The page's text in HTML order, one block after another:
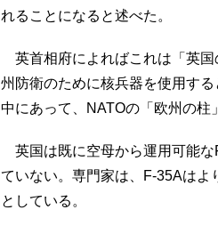
れることになると述べた。
英首相府によればこれは「英国
州防衛のために核兵器を使用す
中にあって、NATOの「欧州の柱
英国は既に空母から運用可能な
ていない。専門家は、F-35Aはよ
としている。